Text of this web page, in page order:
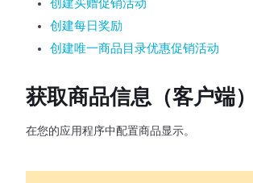
创建买赠促销活动
创建每日奖励
创建唯一商品目录优惠促销活动
获取商品信息（客户端）
在您的应用程序中配置商品显示。